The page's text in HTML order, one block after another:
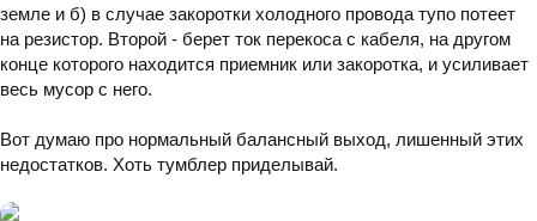
земле и б) в случае закоротки холодного провода тупо потеет
на резистор. Второй - берет ток перекоса с кабеля, на другом
конце которого находится приемник или закоротка, и усиливает
весь мусор с него.
Вот думаю про нормальный балансный выход, лишенный этих
недостатков. Хоть тумблер приделывай.